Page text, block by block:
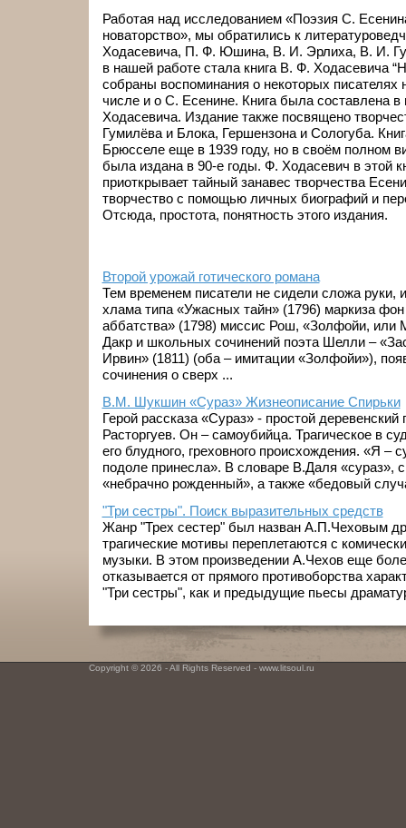
Работая над исследованием «Поэзия С.
новаторство», мы обратились к
Ходасевича, П. Ф. Юшина, В. И. Эрлиха, В. И.
в нашей работе стала книга В. Ф. Ходасевича
собраны воспоминания о некоторых писателях
числе и о С. Есенине. Книга была составлена
Ходасевича. Издание также посвящено
Гумилёва и Блока, Гершензона и Сологуба.
Брюсселе еще в 1939 году, но в своём полном
была издана в 90-е годы. Ф. Ходасевич в этой
приоткрывает тайный занавес творчества
творчество с помощью личных биографий и
Отсюда, простота, понятность этого издания.
Второй урожай готического романа
Тем временем писатели не сидели сложа руки,
хлама типа «Ужасных тайн» (1796) маркиза фон
аббатства» (1798) миссис Рош, «Золфойи, или
Дакр и школьных сочинений поэта Шелли –
Ирвин» (1811) (оба – имитации «Золфойи»),
сочинения о сверх ...
В.М. Шукшин «Сураз» Жизнеописание Спирьки
Герой рассказа «Сураз» - простой
Расторгуев. Он – самоубийца. Трагическое в
его блудного, греховного происхождения. «Я –
подоле принесла». В словаре В.Даля «сураз»,
«небрачно рожденный», а также «бедовый
"Три сестры". Поиск выразительных средств
Жанр "Трех сестер" был назван А.П.Чеховым
трагические мотивы переплетаются с
музыки. В этом произведении А.Чехов еще
отказывается от прямого противоборства
"Три сестры", как и предыдущие пьесы
Copyright © 2026 - All Rights Reserved - www.litsoul.ru